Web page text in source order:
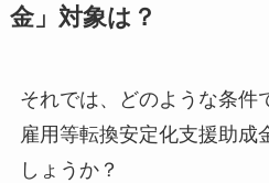
金」対象は？
それでは、どのような条件
雇用等転換安定化支援助成
しょうか？